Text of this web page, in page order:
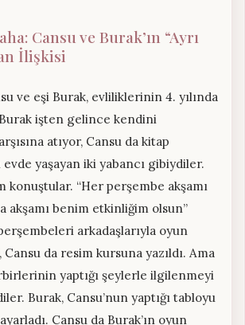
Cansu ve Burak’ın “Ayrı
İlişkisi
ve eşi Burak, evliliklerinin 4. yılında
işten gelince kendini
atıyor, Cansu da kitap
evde yaşayan iki yabancı gibiydiler.
konuştular. “Her perşembe akşamı
akşamı benim etkinliğim olsun”
arkadaşlarıyla oyun
da resim kursuna yazıldı. Ama
yaptığı şeylerle ilgilenmeyi
Burak, Cansu’nun yaptığı tabloyu
Cansu da Burak’ın oyun